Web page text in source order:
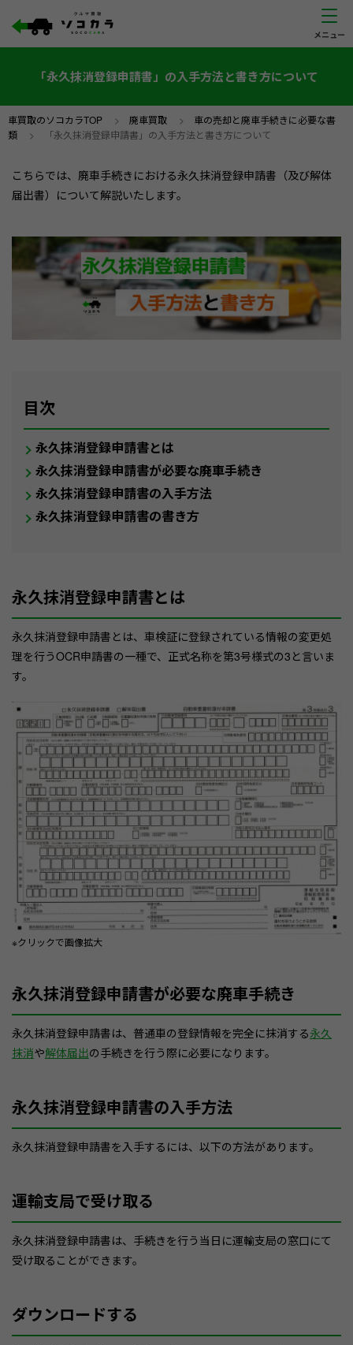
「永久抹消登録申請書」の入手方法と書き方について
車買取のソコカラTOP > 廃車買取 > 車の売却と廃車手続きに必要な書
類 > 「永久抹消登録申請書」の入手方法と書き方について
こちらでは、廃車手続きにおける永久抹消登録申請書（及び解体
届出書）について解説いたします。
目次
永久抹消登録申請書とは
永久抹消登録申請書が必要な廃車手続き
永久抹消登録申請書の入手方法
永久抹消登録申請書の書き方
永久抹消登録申請書とは
永久抹消登録申請書とは、車検証に登録されている情報の変更処
理を行うOCR申請書の一種で、正式名称を第3号様式の3と言いま
す。
※クリックで画像拡大
永久抹消登録申請書が必要な廃車手続き
永久抹消登録申請書は、普通車の登録情報を完全に抹消する永久
抹消や解体届出の手続きを行う際に必要になります。
永久抹消登録申請書の入手方法
永久抹消登録申請書を入手するには、以下の方法があります。
運輸支局で受け取る
永久抹消登録申請書は、手続きを行う当日に運輸支局の窓口にて
受け取ることができます。
ダウンロードする